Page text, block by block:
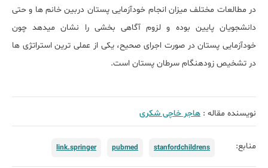
در مطالعات مختلف میزان انجام خودآزمایی پستان دربین خانم ها و حتی
دانشجویان پایین بوده و لزوم آگاهی بخشی را نشان میدهد چون
خودآزمایی پستان در صورت اجرای صحیح، یکی از عملی ترین استراتژی ها
در تشخیص زودهنگام سرطان پستان است.
نویسنده مقاله : هاجر خاچی شکری
منابع: stanfordchildrens
pubmed
link.springer